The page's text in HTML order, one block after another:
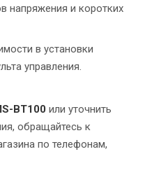
напряжения и коротких
в установки
управления.
BT100 или уточнить
обращайтесь к
по телефонам,